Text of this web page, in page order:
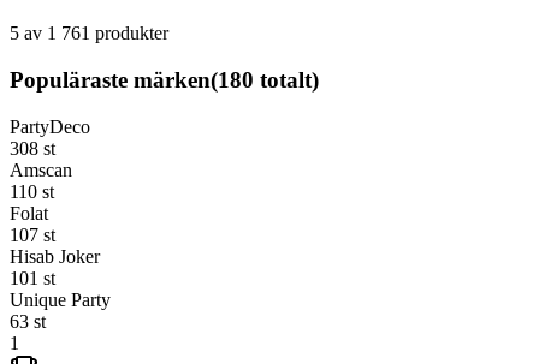
5 av 1 761 produkter
Populäraste märken(180 totalt)
PartyDeco
308 st
Amscan
110 st
Folat
107 st
Hisab Joker
101 st
Unique Party
63 st
1